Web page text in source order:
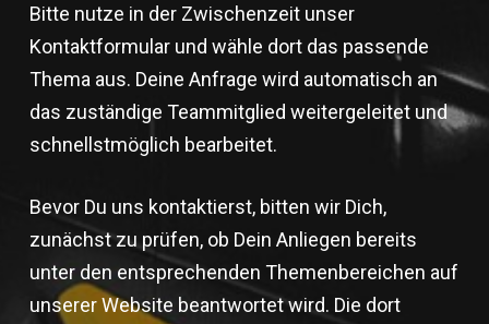
Bitte nutze in der Zwischenzeit unser
Kontaktformular und wähle dort das passende
Thema aus. Deine Anfrage wird automatisch an
das zuständige Teammitglied weitergeleitet und
schnellstmöglich bearbeitet.
Bevor Du uns kontaktierst, bitten wir Dich,
zunächst zu prüfen, ob Dein Anliegen bereits
unter den entsprechenden Themenbereichen auf
unserer Website beantwortet wird. Die dort